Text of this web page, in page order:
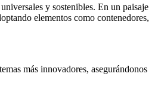
y sostenibles. En un paisaje
elementos como contenedores,
más innovadores, asegurándonos